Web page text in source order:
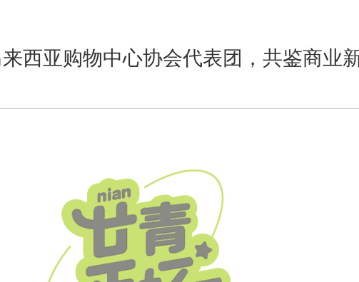
西亚购物中心协会代表团，共鉴商业